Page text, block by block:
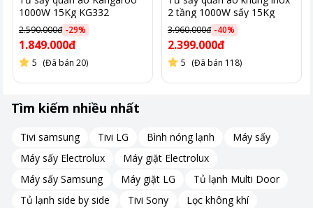
1000W 15Kg KG332
2.590.000đ -29%
1.849.000đ
5 (Đã bán 20)
2 tầng 1000W sấy 15Kg
KANGAROO KG310
3.960.000đ -40%
2.399.000đ
5 (Đã bán 118)
Tìm kiếm nhiều nhất
Tivi samsung Tivi LG Bình nóng lạnh
Máy sấy
Máy sấy Electrolux
Máy giặt Electrolux
Máy sấy Samsung
Máy giặt LG
Tủ lạnh Multi Door
Tủ lạnh side by side
Tivi Sony
Lọc không khí